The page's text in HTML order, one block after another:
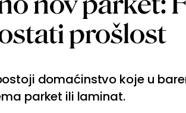
prošlost
domaćinstvo koje u
parket ili laminat.